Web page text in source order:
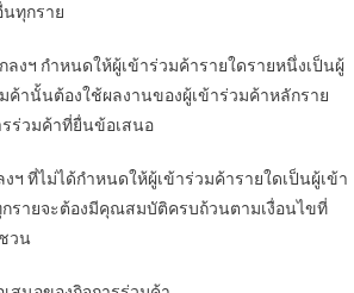
นทุกราย
หนดให้ผู้เข้าร่วมค้ารายใดรายหนึ่งเป็นผู้
ค้านั้นต้องใช้ผลงานของผู้เข้าร่วมค้าหลักราย
รร่วมค้าที่ยื่นข้อเสนอ
ด้กำหนดให้ผู้เข้าร่วมค้ารายใดเป็นผู้เข้า
รายจะต้องมีคุณสมบัติครบถ้วนตามเงื่อนไขที่
วน